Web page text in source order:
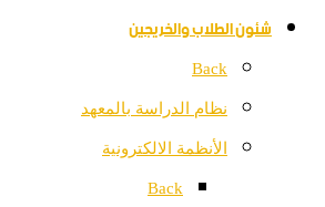
شئون الطلاب والخريجين
Back
نظام الدراسة بالمعهد
الأنظمة الالكترونية
Back